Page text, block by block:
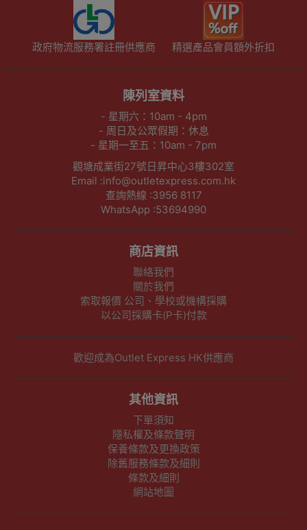
政府物流服務署註冊供應商 精選產品會員額外折扣
陳列室資料
- 星期六：10am - 4pm
- 周日及公眾假期：休息
- 星期一至五：10am - 7pm
觀塘成業街27號日昇中心3樓302室
Email :info@outletexpress.com.hk
查詢熱線 :3956 8117
WhatsApp :53694990
商店資訊
聯絡我們
關於我們
索取報價 公司、學校或機構採購
以公司採購卡(P卡)付款
歡迎成為Outlet Express HK供應商
其他資訊
下單須知
隱私權及條款聲明
保養條款及更換政策
除舊服務條款及細則
條款及細則
網站地圖